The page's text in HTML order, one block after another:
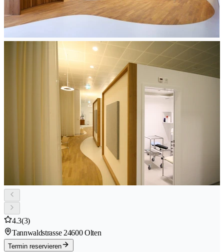
4.3(3)
Tannwaldstrasse 24600 Olten
Termin reservieren